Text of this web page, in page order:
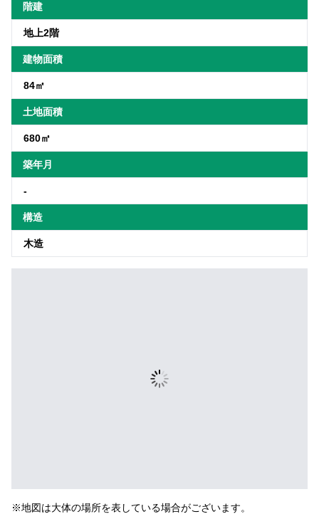
階建
地上2階
建物面積
84㎡
土地面積
680㎡
築年月
-
構造
木造
※地図は大体の場所を表している場合がございます。